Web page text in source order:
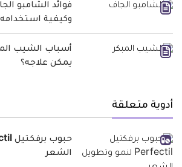
فوائد الشامبو
وكيفية استخدامه
أسباب الشيب
يمكن علاجه؟
أدوية متعلقة
الشعر